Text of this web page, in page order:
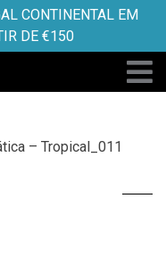
CONTINENTAL EM
DE €150
– Tropical_011